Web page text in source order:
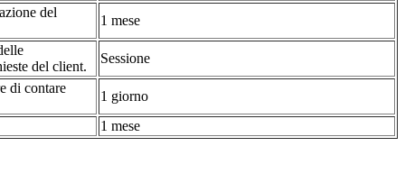
del
1 mese
del client.
Sessione
di contare
1 giorno
1 mese